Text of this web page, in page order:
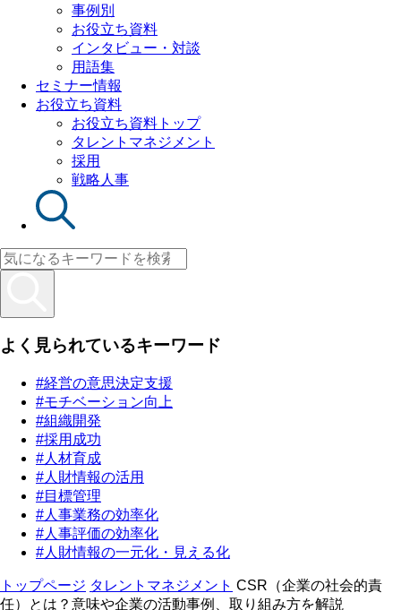
事例別
お役立ち資料
インタビュー・対談
用語集
セミナー情報
お役立ち資料
お役立ち資料トップ
タレントマネジメント
採用
戦略人事
よく見られているキーワード
#経営の意思決定支援
#モチベーション向上
#組織開発
#採用成功
#人材育成
#人財情報の活用
#目標管理
#人事業務の効率化
#人事評価の効率化
#人財情報の一元化・見える化
トップページ タレントマネジメント CSR（企業の社会的責
任）とは？意味や企業の活動事例、取り組み方を解説